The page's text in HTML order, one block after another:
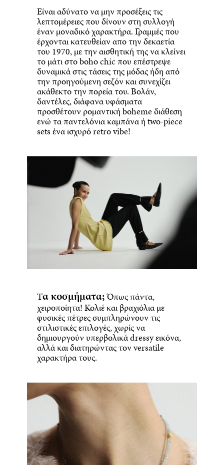
Είναι αδύνατο να μην προσέξεις τις
λεπτομέρειες που δίνουν στη συλλογή
έναν μοναδικό χαρακτήρα. Γραμμές που
έρχονται κατευθείαν απο την δεκαετία
του 1970, με την αισθητική της να κλείνει
το μάτι στο boho chic που επέστρεψε
δυναμικά στις τάσεις της μόδας ήδη από
την προηγούμενη σεζόν και συνεχίζει
ακάθεκτο την πορεία του. Βολάν,
δαντέλες, διάφανα υφάσματα
προσθέτουν ρομαντική boheme διάθεση
ενώ τα παντελόνια καμπάνα ή two-piece
sets ένα ισχυρό retro vibe!
Τα κοσμήματα;Όπως πάντα,
χειροποίητα! Κολιέ και βραχιόλια με
φυσικές πέτρες συμπληρώνουν τις
στιλιστικές επιλογές, χωρίς να
δημιουργούν υπερβολικά dressy εικόνα,
αλλά και διατηρώντας τον versatile
χαρακτήρα τους.